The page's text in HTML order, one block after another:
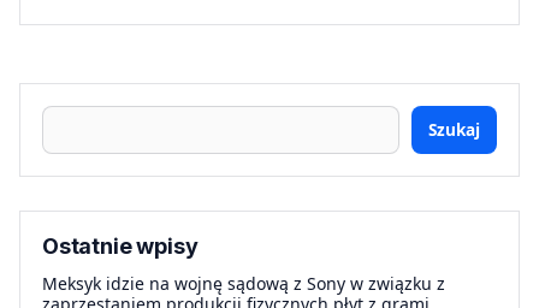
Szukaj
Ostatnie wpisy
Meksyk idzie na wojnę sądową z Sony w związku z